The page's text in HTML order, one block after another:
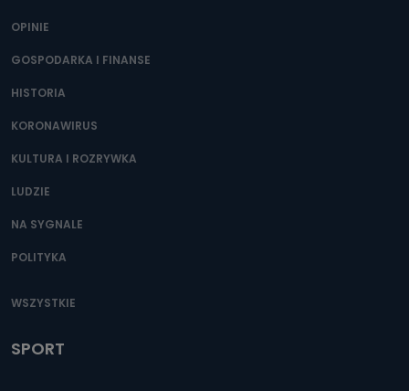
OPINIE
GOSPODARKA I FINANSE
HISTORIA
KORONAWIRUS
KULTURA I ROZRYWKA
LUDZIE
NA SYGNALE
POLITYKA
WSZYSTKIE
SPORT